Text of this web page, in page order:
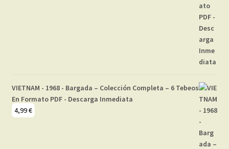
VIETNAM - 1968 - Bargada – Colección Completa – 6 Tebeos
En Formato PDF - Descarga Inmediata
4,99€